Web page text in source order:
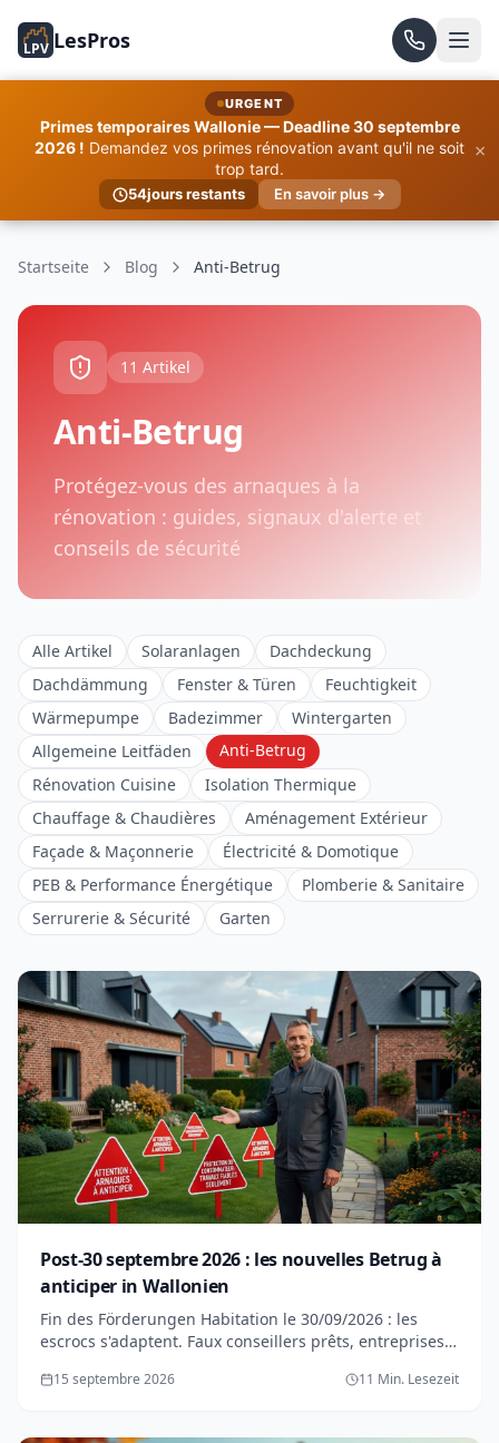
LPV LesPros
URGENT
Primes temporaires Wallonie — Deadline 30 septembre
2026 ! Demandez vos primes rénovation avant qu'il ne soit
trop tard.
54jours restants En savoir plus →
×
Startseite Blog Anti-Betrug
11 Artikel
Anti-Betrug
Protégez-vous des arnaques à la
rénovation : guides, signaux d'alerte et
conseils de sécurité
Alle Artikel Solaranlagen
Dachdeckung
Dachdämmung
Fenster & Türen
Feuchtigkeit
Wärmepumpe
Badezimmer
Wintergarten
Allgemeine Leitfäden
Anti-Betrug
Rénovation Cuisine
Isolation Thermique
Chauffage & Chaudières
Aménagement Extérieur
Façade & Maçonnerie
Électricité & Domotique
PEB & Performance Énergétique
Plomberie & Sanitaire
Serrurerie & Sécurité
Garten
Post-30 septembre 2026 : les nouvelles Betrug à
anticiper in Wallonien
Fin des Förderungen Habitation le 30/09/2026 : les
escrocs s'adaptent. Faux conseillers prêts, entreprises
fraudes.
15 septembre 2026 11 Min. Lesezeit